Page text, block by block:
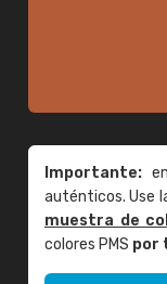
Importante:
auténticos. Use
muestra de
colores PMS por